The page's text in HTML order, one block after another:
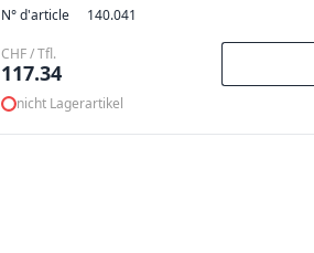
N° d'article 140.041
CHF / Tfl.
117.34
nicht Lagerartikel